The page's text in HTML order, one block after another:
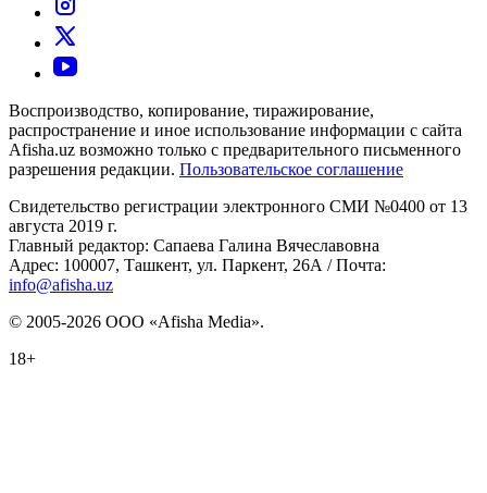
Воспроизводство, копирование, тиражирование,
распространение и иное использование информации с сайта
Afisha.uz возможно только с предварительного письменного
разрешения редакции. Пользовательское соглашение
Свидетельство регистрации электронного СМИ №0400 от 13
августа 2019 г.
Главный редактор: Сапаева Галина Вячеславовна
Адрес: 100007, Ташкент, ул. Паркент, 26А / Почта:
info@afisha.uz
© 2005-2026 ООО «Afisha Media».
18+